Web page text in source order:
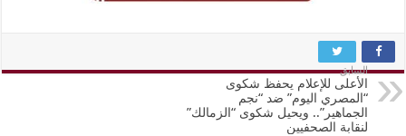
السابق
الأعلى للإعلام يحفظ شكوى
“المصري اليوم” ضد “نجم
الجماهير”.. ويحيل شكوى “الزمالك”
لنقابة الصحفيين